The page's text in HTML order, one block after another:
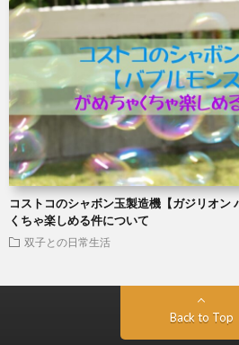
コストコのシャボン玉製造機【ガジリオン
くちゃ楽しめる件について
双子との日常生活
Back to Top